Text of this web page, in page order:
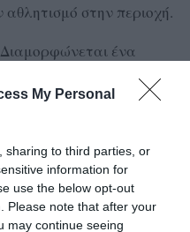
My Personal
sharing to third parties, or
information for
use the below opt-out
Please note that after your
may continue seeing
στην περιοχή.
ένα
που θα εξυπηρετεί τις
και των νέων
στην Καλαμάτα
πόρων προς
επόμενων γενεών»,
Βρούτσης.